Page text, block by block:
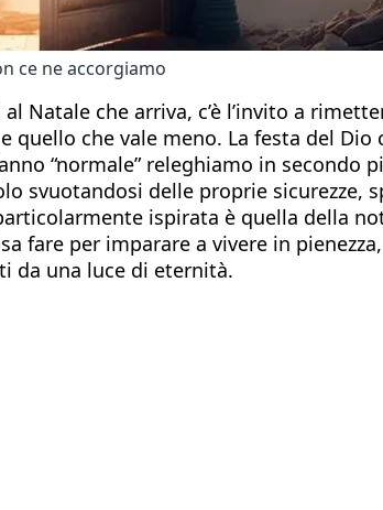
ce ne accorgiamo
Natale che arriva, c’è l’invito a
che vale meno. La festa del
“normale” releghiamo in
svuotandosi delle proprie
ispirata è quella della
fare per imparare a vivere in
da una luce di eternità.